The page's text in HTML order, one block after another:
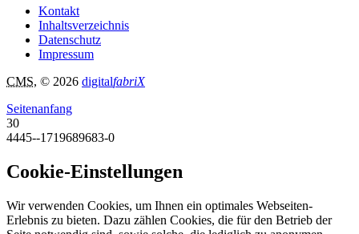
Kontakt
Inhaltsverzeichnis
Datenschutz
Impressum
CMS, © 2026 digitalfabriX
Seitenanfang
30
4445--1719689683-0
Cookie-Einstellungen
Wir verwenden Cookies, um Ihnen ein optimales Webseiten-
Erlebnis zu bieten. Dazu zählen Cookies, die für den Betrieb der